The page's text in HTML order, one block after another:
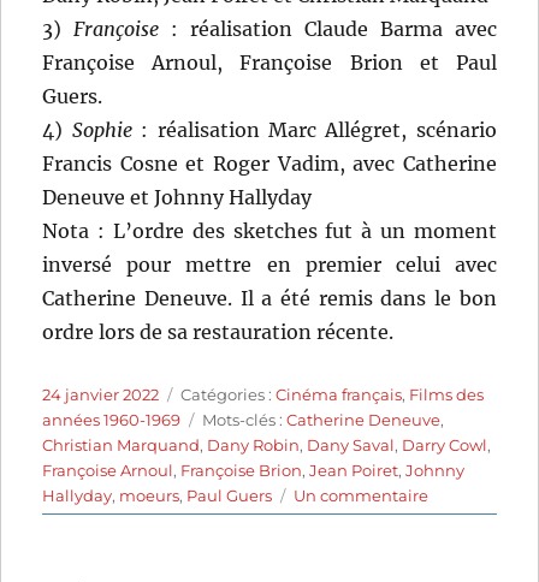
3) Françoise : réalisation Claude Barma avec
Françoise Arnoul, Françoise Brion et Paul
Guers.
4) Sophie: réalisation Marc Allégret, scénario
Francis Cosne et Roger Vadim, avec Catherine
Deneuve et Johnny Hallyday
Nota : L’ordre des sketches fut à un moment
inversé pour mettre en premier celui avec
Catherine Deneuve. Il a été remis dans le bon
ordre lors de sa restauration récente.
Publié
le
24 janvier 2022 Catégories
Catégories :Cinéma français, Films des
années 1960-1969
Étiquettes
Mots-clés :Catherine Deneuve,
Christian Marquand, Dany Robin, Dany Saval, Darry Cowl,
Françoise Arnoul, Françoise Brion,Jean Poiret,Johnny
Hallyday, moeurs, Paul Guers Un commentairesur
Les